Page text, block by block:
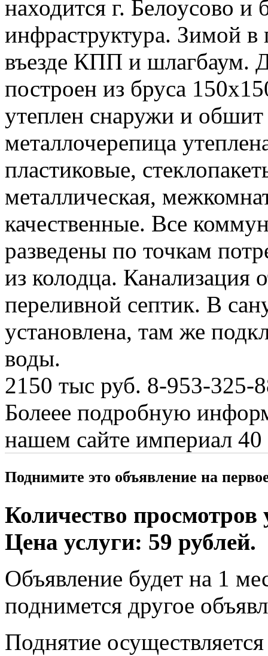
находится г. Белоусово
инфраструктура. Зимой в
въезде КПП и шлагбаум.
построен из бруса
утеплен снаружи и
металлочерепица
пластиковые,
металлическая,
качественные. Все
разведены по точкам
из колодца. Канализация
переливной септик. В
установлена, там же
воды.
2150 тыс руб. 8-953-325-
Болеее подробную
нашем сайте империал 40
Поднимите это объявление на
Количество просмотров
Цена услуги: 59 рублей.
Объявление будет на 1
поднимется другое
Поднятие